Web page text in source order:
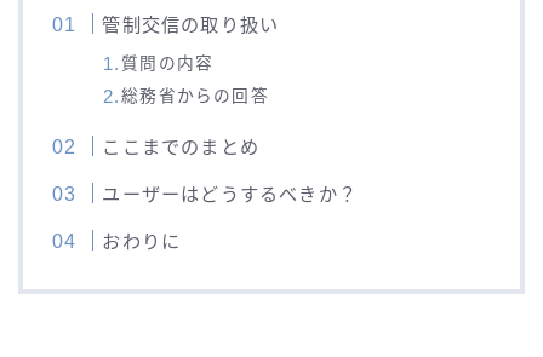
管制交信の取り扱い
質問の内容
総務省からの回答
ここまでのまとめ
ユーザーはどうするべきか？
おわりに